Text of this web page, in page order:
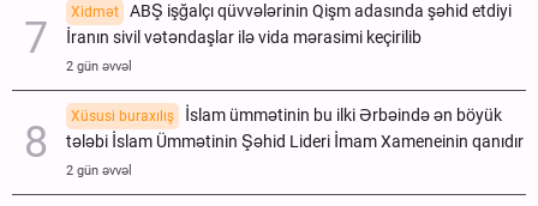
Xidmət
ABŞ işğalçı qüvvələrinin Qişm adasında şəhid etdiyi
İranın sivil vətəndaşlar ilə vida mərasimi keçirilib
2 gün əvvəl
Xüsusi buraxılış
İslam ümmətinin bu ilki Ərbəində ən böyük
tələbi İslam Ümmətinin Şəhid Lideri İmam Xameneinin qanıdır
2 gün əvvəl